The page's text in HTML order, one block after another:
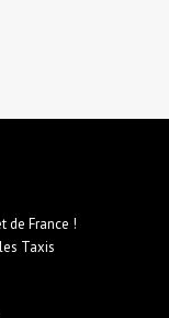
de France !
Taxis